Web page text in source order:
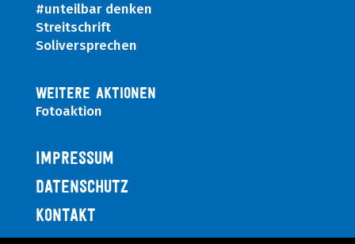
#unteilbar denken
Streitschrift
Soliversprechen
WEITERE AKTIONEN
Fotoaktion
IMPRESSUM
DATENSCHUTZ
KONTAKT